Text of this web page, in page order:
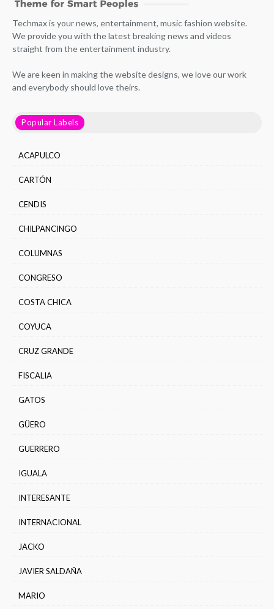
Techmax is your news, entertainment, music fashion website.
We provide you with the latest breaking news and videos
straight from the entertainment industry.
We are keen in making the website designs, we love our work
and everybody should love theirs.
Popular Labels
ACAPULCO
CARTÓN
CENDIS
CHILPANCINGO
COLUMNAS
CONGRESO
COSTA CHICA
COYUCA
CRUZ GRANDE
FISCALIA
GATOS
GÜERO
GUERRERO
IGUALA
INTERESANTE
INTERNACIONAL
JACKO
JAVIER SALDAÑA
MARIO